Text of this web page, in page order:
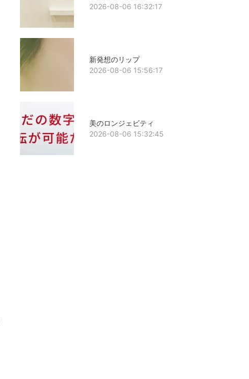
2026-08-06 16:32:17
新発想のリップ
2026-08-06 15:56:17
美のロンジェビティ
2026-08-06 15:32:45